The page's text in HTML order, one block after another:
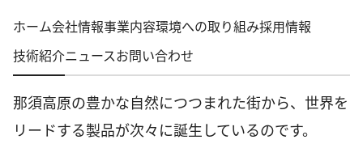
ホーム会社情報事業内容環境への取り組み採用情報
技術紹介ニュースお問い合わせ
那須高原の豊かな自然につつまれた街から、世界を
リードする製品が次々に誕生しているのです。